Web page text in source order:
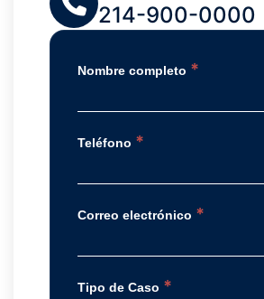
214-900-0000
Nombre completo *
Teléfono *
Correo electrónico *
Tipo de Caso *